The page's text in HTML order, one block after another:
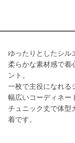
ゆったりとしたシル
柔らかな素材感で着
ント。
一枚で主役になれる
幅広いコーディネー
チュニック丈で体型
着です。